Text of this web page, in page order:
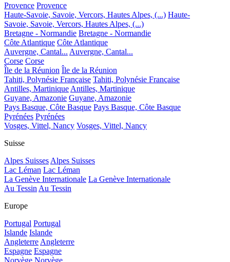
Provence Provence
Haute-Savoie, Savoie, Vercors, Hautes Alpes, (...) Haute-
Savoie, Savoie, Vercors, Hautes Alpes, (...)
Bretagne - Normandie Bretagne - Normandie
Côte Atlantique Côte Atlantique
Auvergne, Cantal... Auvergne, Cantal...
Corse Corse
Île de la Réunion Île de la Réunion
Tahiti, Polynésie Française Tahiti, Polynésie Française
Antilles, Martinique Antilles, Martinique
Guyane, Amazonie Guyane, Amazonie
Pays Basque, Côte Basque Pays Basque, Côte Basque
Pyrénées Pyrénées
Vosges, Vittel, Nancy Vosges, Vittel, Nancy
Suisse
Alpes Suisses Alpes Suisses
Lac Léman Lac Léman
La Genève Internationale La Genève Internationale
Au Tessin Au Tessin
Europe
Portugal Portugal
Islande Islande
Angleterre Angleterre
Espagne Espagne
Norvège Norvège